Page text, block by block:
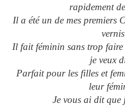
rapidement
Il a été un de mes premiers
Il fait féminin sans trop faire
je veux
Parfait pour les filles et
leur
Je vous ai dit